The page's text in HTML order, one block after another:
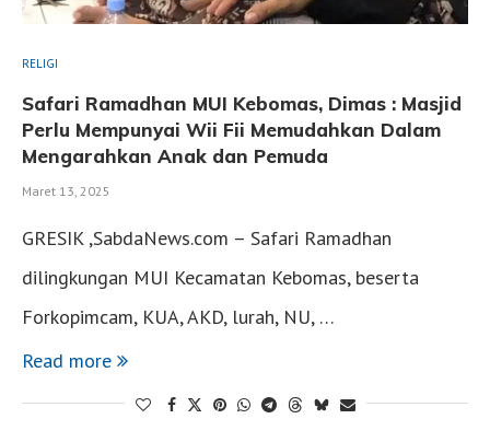
RELIGI
Safari Ramadhan MUI Kebomas, Dimas : Masjid
Perlu Mempunyai Wii Fii Memudahkan Dalam
Mengarahkan Anak dan Pemuda
Maret 13, 2025
GRESIK ,SabdaNews.com – Safari Ramadhan
dilingkungan MUI Kecamatan Kebomas, beserta
Forkopimcam, KUA, AKD, lurah, NU, …
Read more